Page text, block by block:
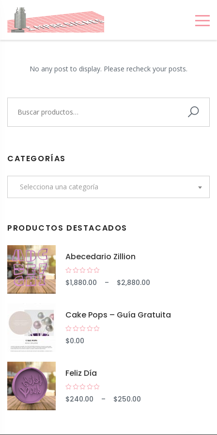
IMPRESIONES 3D
MONTEVIDEO
No any post to display. Please recheck your posts.
CATEGORÍAS
Selecciona una categoría
PRODUCTOS DESTACADOS
Abecedario Zillion
$1,880.00 – $2,880.00
Cake Pops – Guía Gratuita
$0.00
Feliz Día
$240.00 – $250.00